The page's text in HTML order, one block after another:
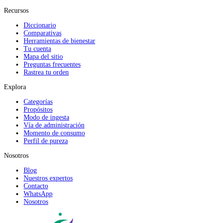
Recursos
Diccionario
Comparativas
Herramientas de bienestar
Tu cuenta
Mapa del sitio
Preguntas frecuentes
Rastrea tu orden
Explora
Categorías
Propósitos
Modo de ingesta
Vía de administración
Momento de consumo
Perfil de pureza
Nosotros
Blog
Nuestros expertos
Contacto
WhatsApp
Nosotros